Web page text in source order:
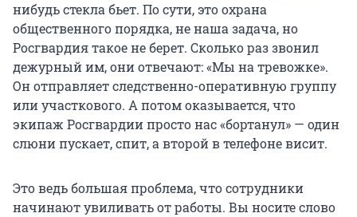
нибудь стекла бьет. По сути, это охрана
общественного порядка, не наша задача, но
Росгвардия такое не берет. Сколько раз звонил
дежурный им, они отвечают: «Мы на тревожке».
Он отправляет следственно-оперативную группу
или участкового. А потом оказывается, что
экипаж Росгвардии просто нас «бортанул» — один
слюни пускает, спит, а второй в телефоне висит.
Это ведь большая проблема, что сотрудники
начинают увиливать от работы. Вы носите слово